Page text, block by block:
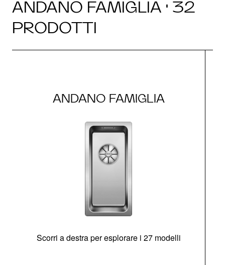
ANDANO FAMIGLIA · 32
PRODOTTI
ANDANO FAMIGLIA
Scorri a destra per esplorare i 27 modelli